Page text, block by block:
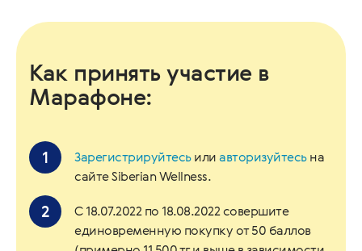
Как принять участие в
Марафоне:
Зарегистрируйтесьилиавторизуйтесьна
сайте Siberian Wellness.
С 18.07.2022 по 18.08.2022 совершите
единовременную покупку от 50 баллов